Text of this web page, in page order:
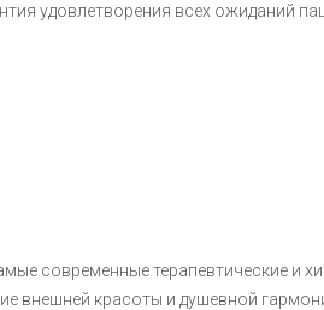
удовлетворения всех ожиданий
родственникам. 4. Личная оценка и
хирургии для каждого случая. 5.
и восстановительного периода.
современные терапевтические и
внешней красоты и душевной